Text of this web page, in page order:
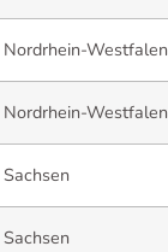
Nordrhein-Westfalen
Nordrhein-Westfalen
Sachsen
Sachsen